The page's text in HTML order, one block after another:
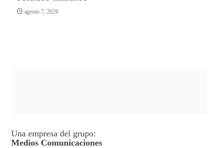
agosto 7, 2026
Una empresa del grupo:
Medios Comunicaciones